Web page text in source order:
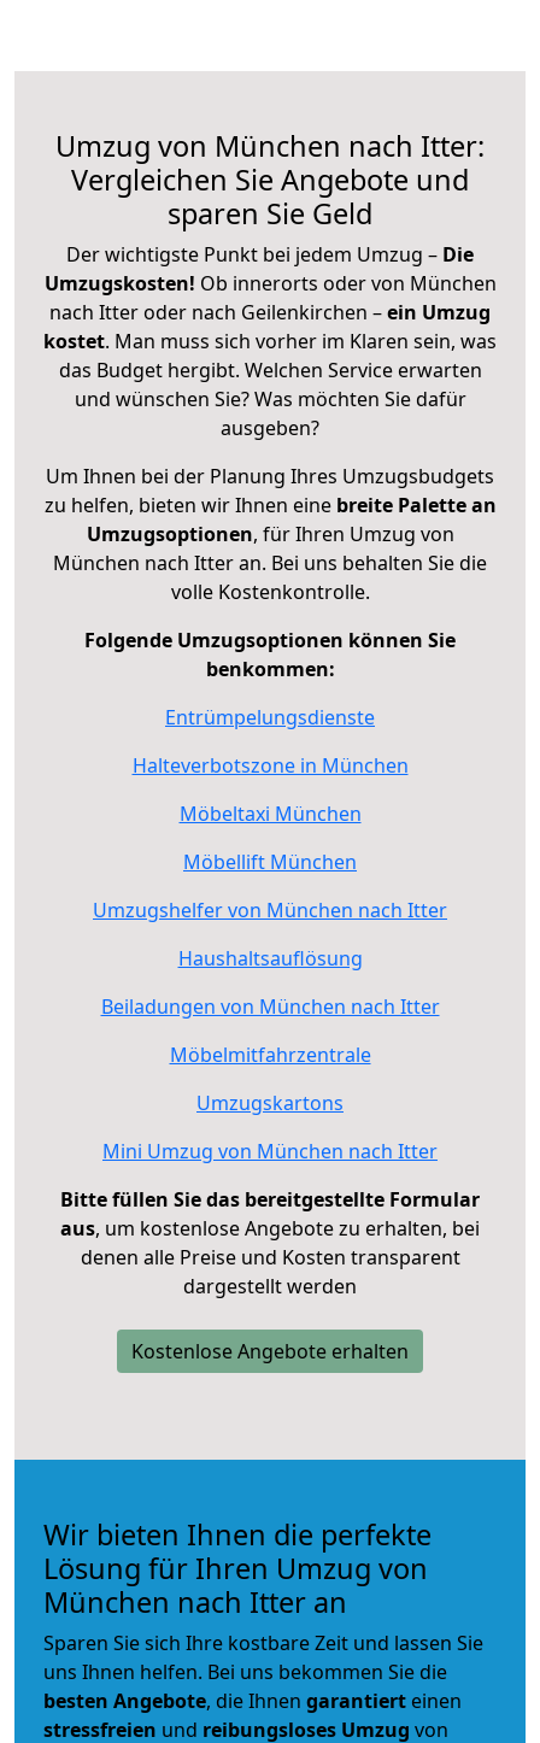
Umzug von München nach Itter:
Vergleichen Sie Angebote und
sparen Sie Geld
Der wichtigste Punkt bei jedem Umzug – Die
Umzugskosten! Ob innerorts oder von München
nach Itter oder nach Geilenkirchen –ein Umzug
kostet. Man muss sich vorher im Klaren sein, was
das Budget hergibt. Welchen Service erwarten
und wünschen Sie? Was möchten Sie dafür
ausgeben?
Um Ihnen bei der Planung Ihres Umzugsbudgets
zu helfen, bieten wir Ihnen eine breite Palette an
Umzugsoptionen, für Ihren Umzug von
München nach Itter an. Bei uns behalten Sie die
volle Kostenkontrolle.
Folgende Umzugsoptionen können Sie
benkommen:
Entrümpelungsdienste
Halteverbotszone in München
Möbeltaxi München
Möbellift München
Umzugshelfer von München nach Itter
Haushaltsauflösung
Beiladungen von München nach Itter
Möbelmitfahrzentrale
Umzugskartons
Mini Umzug von München nach Itter
Bitte füllen Sie das bereitgestellte Formular
aus, um kostenlose Angebote zu erhalten, bei
denen alle Preise und Kosten transparent
dargestellt werden
Kostenlose Angebote erhalten
Wir bieten Ihnen die perfekte
Lösung für Ihren Umzug von
München nach Itter an
Sparen Sie sich Ihre kostbare Zeit und lassen Sie
uns Ihnen helfen. Bei uns bekommen Sie die
besten Angebote, die Ihnen garantiert einen
stressfreien und reibungsloses Umzug von